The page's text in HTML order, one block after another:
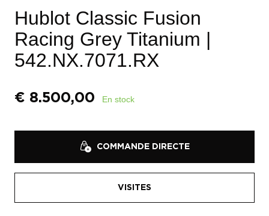
Hublot Classic Fusion
Racing Grey Titanium |
542.NX.7071.RX
€ 8.500,00 En stock
COMMANDE DIRECTE
VISITES